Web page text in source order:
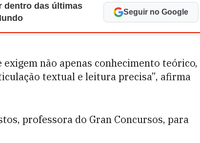
dentro das últimas
Seguir no Google
não apenas conhecimento teórico,
textual e leitura precisa”, afirma
professora do Gran Concursos, para